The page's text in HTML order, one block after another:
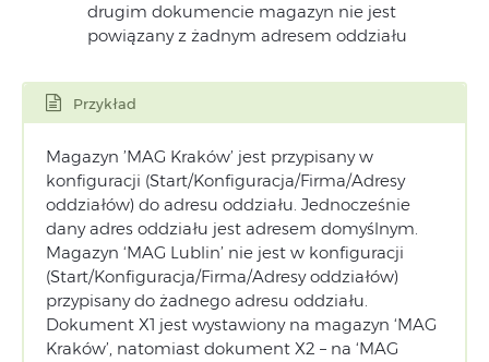
drugim dokumencie magazyn nie jest
powiązany z żadnym adresem oddziału
Przykład
Magazyn ’MAG Kraków’ jest przypisany w
konfiguracji (Start/Konfiguracja/Firma/Adresy
oddziałów) do adresu oddziału. Jednocześnie
dany adres oddziału jest adresem domyślnym.
Magazyn ‘MAG Lublin’ nie jest w konfiguracji
(Start/Konfiguracja/Firma/Adresy oddziałów)
przypisany do żadnego adresu oddziału.
Dokument X1 jest wystawiony na magazyn ‘MAG
Kraków’, natomiast dokument X2 – na ‘MAG